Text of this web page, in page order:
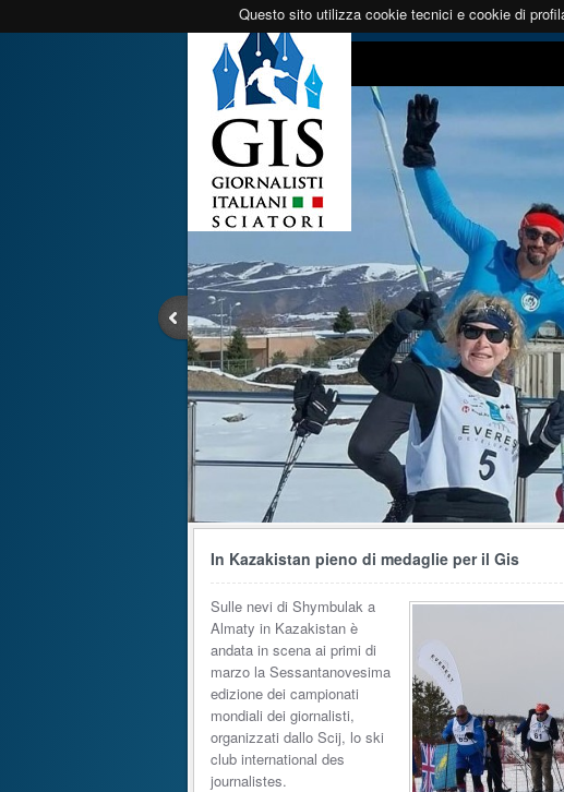
Questo sito utilizza cookie tecnici e cookie di
In Kazakistan pieno di medaglie per il Gis
Sulle nevi di Shymbulak a
Almaty in Kazakistan è
andata in scena ai primi di
marzo la Sessantanovesima
edizione dei campionati
mondiali dei giornalisti,
organizzati dallo Scij, lo ski
club international des
journalistes.